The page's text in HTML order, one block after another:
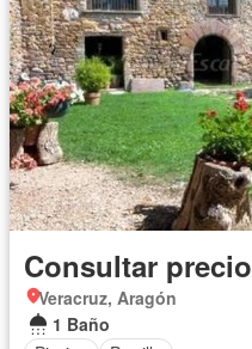
Consultar precio
Veracruz, Aragón
1 Baño